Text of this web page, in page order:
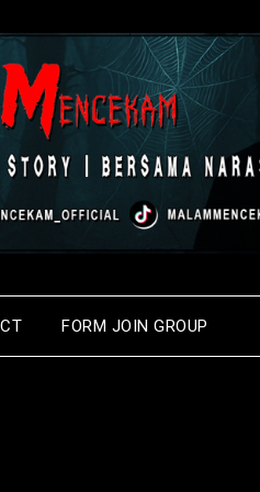
FORM JOIN GROUP